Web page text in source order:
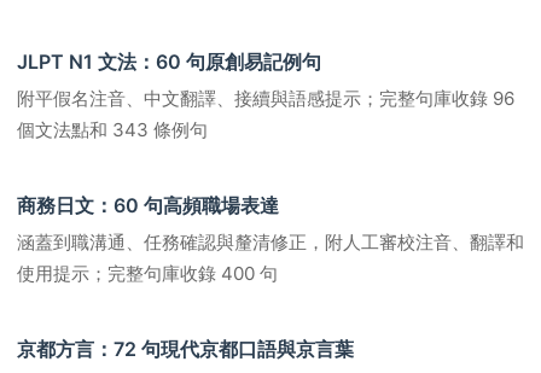
JLPT N1 文法：60 句原創易記例句
附平假名注音、中文翻譯、接續與語感提示；完整句庫收錄 96
個文法點和 343 條例句
商務日文：60 句高頻職場表達
涵蓋到職溝通、任務確認與釐清修正，附人工審校注音、翻譯和
使用提示；完整句庫收錄 400 句
京都方言：72 句現代京都口語與京言葉